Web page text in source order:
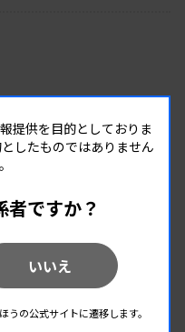
提供を目的としておりま
したものではありません
者ですか？
いいえ
の公式サイトに遷移します。